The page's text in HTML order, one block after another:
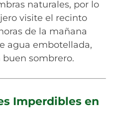
naturales, por lo
visite el recinto
de la mañana
agua embotellada,
sombrero.
Imperdibles en